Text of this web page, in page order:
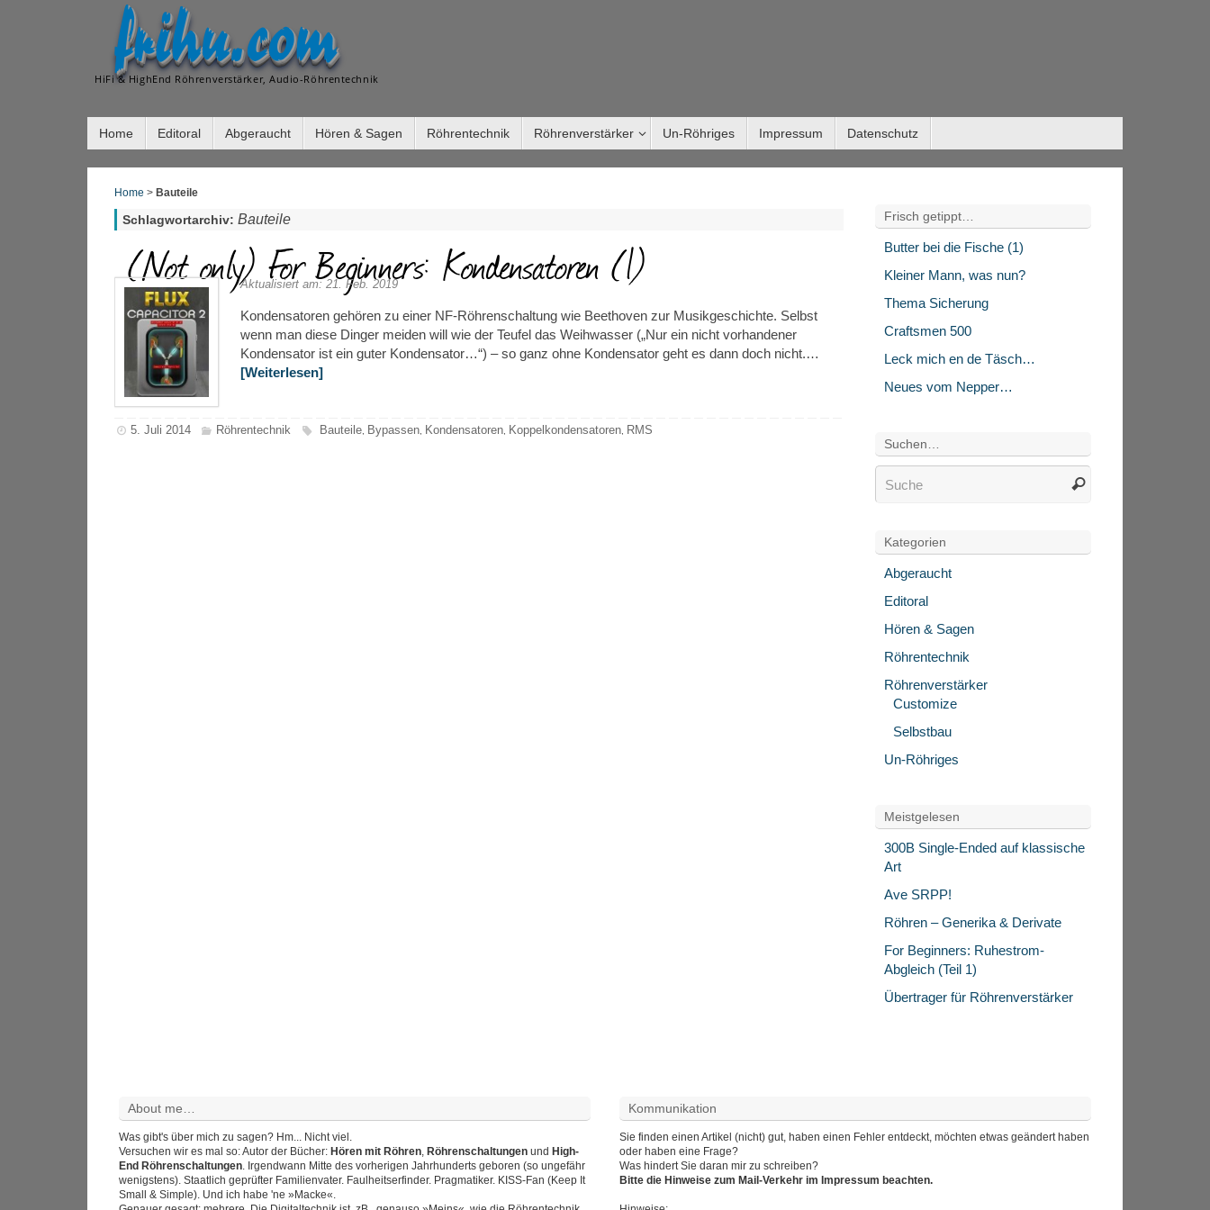
frihu.com
HiFi & HighEnd Röhrenverstärker, Audio-Röhrentechnik
Home Editoral Abgeraucht Hören & Sagen Röhrentechnik Röhrenverstärker Un-Röhriges Impressum Datenschutz
Home > Bauteile
Schlagwortarchiv: Bauteile
(Not only) For Beginners: Kondensatoren (1)
Aktualisiert am: 21. Feb. 2019
Kondensatoren gehören zu einer NF-Röhrenschaltung wie Beethoven zur Musikgeschichte. Selbst
wenn man diese Dinger meiden will wie der Teufel das Weihwasser („Nur ein nicht vorhandener
Kondensator ist ein guter Kondensator…“) – so ganz ohne Kondensator geht es dann doch nicht.…
[Weiterlesen]
5. Juli 2014 Röhrentechnik Bauteile, Bypassen, Kondensatoren, Koppelkondensatoren, RMS
Frisch getippt…
Butter bei die Fische (1)
Kleiner Mann, was nun?
Thema Sicherung
Craftsmen 500
Leck mich en de Täsch…
Neues vom Nepper…
Suchen…
Kategorien
Abgeraucht
Editoral
Hören & Sagen
Röhrentechnik
Röhrenverstärker
Customize
Selbstbau
Un-Röhriges
Meistgelesen
300B Single-Ended auf klassische
Art
Ave SRPP!
Röhren – Generika & Derivate
For Beginners: Ruhestrom-
Abgleich (Teil 1)
Übertrager für Röhrenverstärker
About me…
Was gibt's über mich zu sagen? Hm... Nicht viel.
Versuchen wir es mal so: Autor der Bücher: Hören mit Röhren, Röhrenschaltungen und High-
End Röhrenschaltungen. Irgendwann Mitte des vorherigen Jahrhunderts geboren (so ungefähr
wenigstens). Staatlich geprüfter Familienvater. Faulheitserfinder. Pragmatiker. KISS-Fan (Keep It
Small & Simple). Und ich habe 'ne »Macke«.
Kommunikation
Sie finden einen Artikel (nicht) gut, haben einen Fehler entdeckt, möchten etwas geändert haben
oder haben eine Frage?
Was hindert Sie daran mir zu schreiben?
Bitte die Hinweise zum Mail-Verkehr im Impressum beachten.